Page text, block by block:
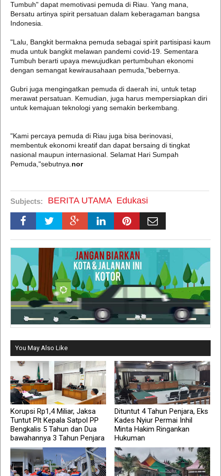
Tumbuh" dapat memotivasi pemuda di Riau. Yang mana,
Bersatu artinya spirit persatuan dalam keberagaman bangsa
Indonesia.
"Lalu, Bangkit bermakna pemuda sebagai spirit partisipasi kaum
muda untuk bangkit melawan pandemi covid-19. Sementara
Tumbuh berarti upaya mewujudkan pertumbuhan ekonomi
dengan semangat kewirausahaan pemuda,"bebernya.
Gubri juga mengingatkan pemuda di daerah ini, untuk tetap
merawat persatuan. Kemudian, juga harus mempersiapkan diri
untuk kemajuan teknologi yang semakin berkembang.
"Kami percaya pemuda di Riau juga bisa berinovasi,
membentuk ekonomi kreatif dan dapat bersaing di tingkat
nasional maupun internasional. Selamat Hari Sumpah
Pemuda,"sebutnya. nor
Subjects: BERITA UTAMA Edukasi
You May Also Like
Korupsi Rp1,4 Miliar, Jaksa
Tuntut Plt Kepala Satpol PP
Bengkalis 5 Tahun dan Dua
bawahannya 3 Tahun Penjara
Dituntut 4 Tahun Penjara, Eks
Kades Nyiur Permai Inhil
Minta Hakim Ringankan
Hukuman